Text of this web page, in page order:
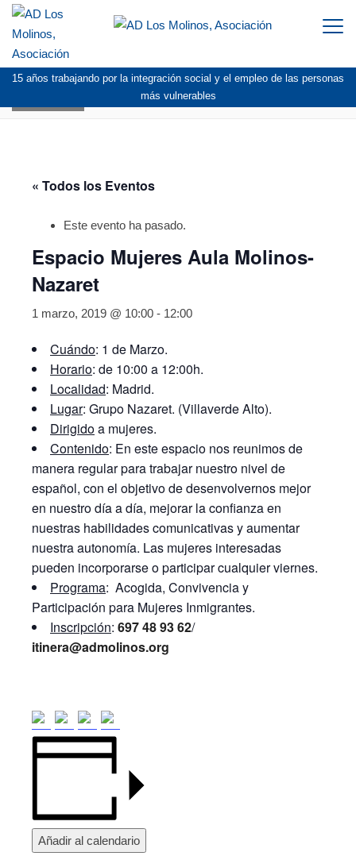
15 años trabajando por la integración social y el empleo de las personas
más vulnerables
« Todos los Eventos
Este evento ha pasado.
Espacio Mujeres Aula Molinos-
Nazaret
1 marzo, 2019 @ 10:00 - 12:00
Cuándo: 1 de Marzo.
Horario: de 10:00 a 12:00h.
Localidad: Madrid.
Lugar: Grupo Nazaret. (Villaverde Alto).
Dirigidoa mujeres.
Contenido: En este espacio nos reunimos de
manera regular para trabajar nuestro nivel de
español, con el objetivo de desenvolvernos mejor
en nuestro día a día, mejorar la confianza en
nuestras habilidades comunicativas y aumentar
nuestra autonomía. Las mujeres interesadas
pueden incorporarse o participar cualquier viernes.
Programa: Acogida, Convivencia y
Participación para Mujeres Inmigrantes.
Inscripción: 697 48 93 62/
itinera@admolinos.org
Añadir al calendario